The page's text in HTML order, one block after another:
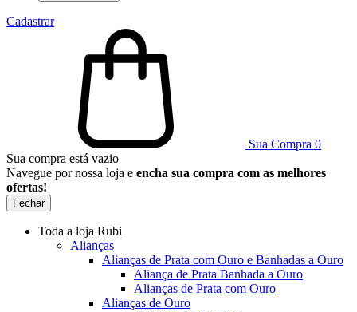
Cadastrar
Sua Compra 0
Sua compra está vazio
Navegue por nossa loja e encha sua compra com as melhores
ofertas!
Fechar
Toda a loja Rubi
Alianças
Alianças de Prata com Ouro e Banhadas a Ouro
Aliança de Prata Banhada a Ouro
Alianças de Prata com Ouro
Alianças de Ouro